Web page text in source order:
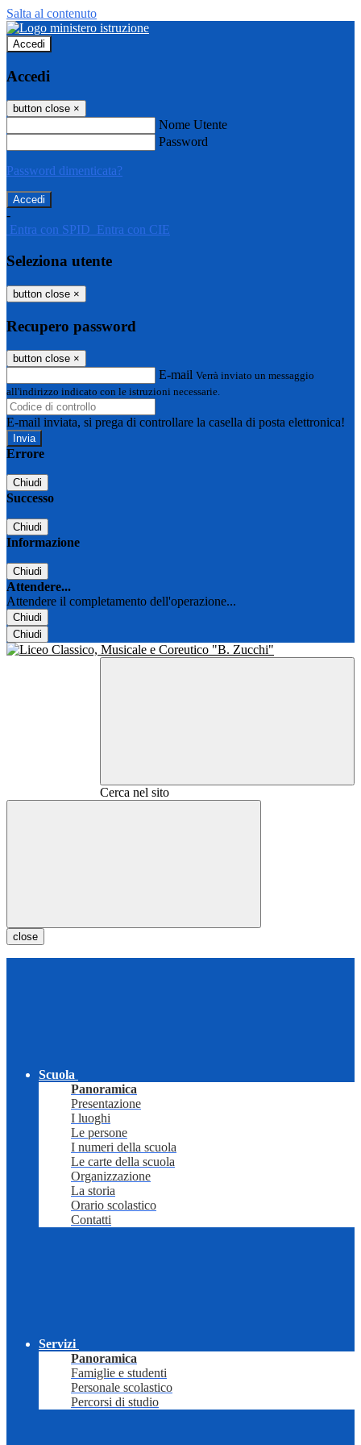
Salta al contenuto
Accedi
Accedi
button close ×
Nome Utente
Password
Password dimenticata?
-
Entra con SPID Entra con CIE
Seleziona utente
button close ×
Recupero password
button close ×
E-mail Verrà inviato un messaggio
all'indirizzo indicato con le istruzioni necessarie.
E-mail inviata, si prega di controllare la casella di posta elettronica!
Errore
Chiudi
Successo
Chiudi
Informazione
Chiudi
Attendere...
Attendere il completamento dell'operazione...
Chiudi
Chiudi
Cerca nel sito
close
Scuola
Panoramica
Presentazione
I luoghi
Le persone
I numeri della scuola
Le carte della scuola
Organizzazione
La storia
Orario scolastico
Contatti
Servizi
Panoramica
Famiglie e studenti
Personale scolastico
Percorsi di studio